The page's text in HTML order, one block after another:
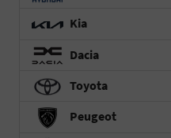
Kia
Dacia
Toyota
Peugeot